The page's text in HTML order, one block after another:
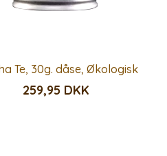
Te, 30g. dåse, Økologisk
259,95 DKK